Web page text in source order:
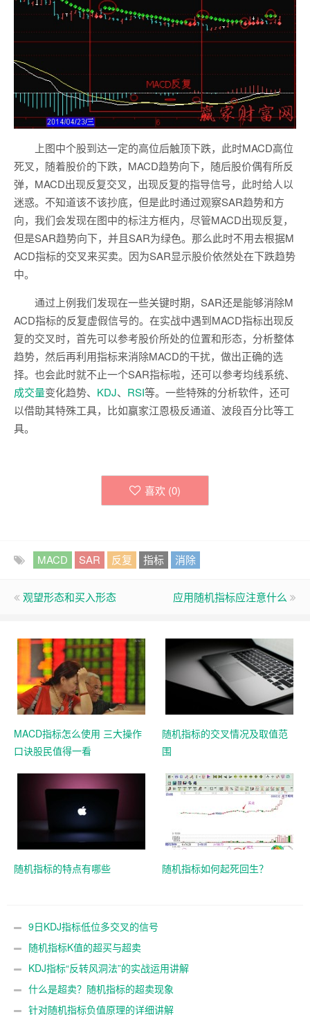
上图中个股到达一定的高位后触顶下跌，此时MACD高位
死叉，随着股价的下跌，MACD趋势向下，随后股价偶有所反
弹，MACD出现反复交叉，出现反复的指导信号，此时给人以
迷惑。不知道该不该抄底，但是此时通过观察SAR趋势和方
向，我们会发现在图中的标注方框内，尽管MACD出现反复，
但是SAR趋势向下，并且SAR为绿色。那么此时不用去根据M
ACD指标的交叉来买卖。因为SAR显示股价依然处在下跌趋势
中。
通过上例我们发现在一些关键时期，SAR还是能够消除M
ACD指标的反复虚假信号的。在实战中遇到MACD指标出现反
复的交叉时，首先可以参考股价所处的位置和形态，分析整体
趋势，然后再利用指标来消除MACD的干扰，做出正确的选
择。也会此时就不止一个SAR指标啦，还可以参考均线系统、
成交量变化趋势、 KDJ、 RSI等。一些特殊的分析软件，还可
以借助其特殊工具，比如赢家江恩极反通道、波段百分比等工
具。
喜欢 (0)
MACD SAR 反复 指标 消除
观望形态和买入形态 应用随机指标应注意什么
MACD指标怎么使用 三大操作
口诀股民值得一看
随机指标的交叉情况及取值范
围
随机指标的特点有哪些 随机指标如何起死回生？
9日KDJ指标低位多交叉的信号
随机指标K值的超买与超卖
KDJ指标“反转风洞法”的实战运用讲解
什么是超卖？随机指标的超卖现象
针对随机指标负值原理的详细讲解